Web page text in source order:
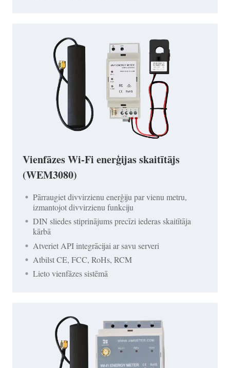
Vienfāzes Wi-Fi enerģijas skaitītājs
(WEM3080)
Pārraugiet divvirzienu enerģiju par vienu metru,
izmantojot divvirzienu funkciju
DIN sliedes stiprinājums precīzi iederas skaitītāja
kārbā
Atveriet API integrācijai ar savu serveri
Atbilst CE, FCC, RoHs, RCM
Lieto vienfāzes sistēmā